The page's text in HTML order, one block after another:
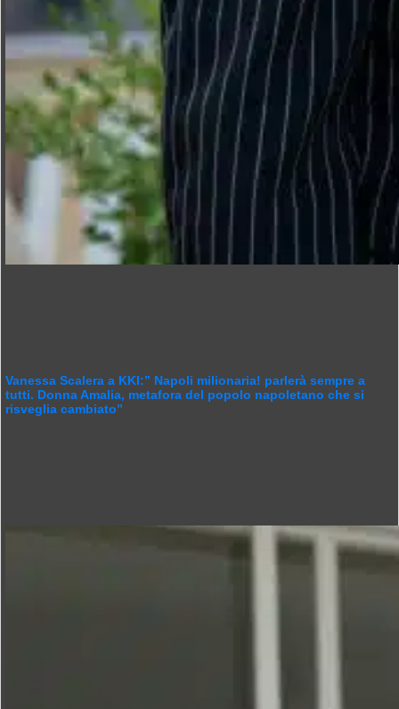
Vanessa Scalera a KKI:” Napoli milionaria! parlerà sempre a
tutti. Donna Amalia, metafora del popolo napoletano che si
risveglia cambiato”